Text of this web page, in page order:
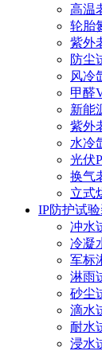
高温
轮胎
紫外
防尘
风冷
甲醛
新能
紫外
水冷
光伏
换气
立式
IP防护试
冲水
冷凝
军标
淋雨
砂尘
滴水
耐水
浸水